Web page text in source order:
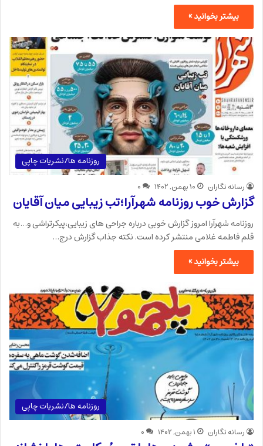
بیشتر بخوانید »
روزنامه ها/نشریات چاپی
رسانه نگاران ۱۰ بهمن, ۱۴۰۲ ۰
گزارش خوب روزنامه شهرآرا؛تب زیبایی میان آقایان
روزنامه شهرآرا امروز گزارش خوبی درباره جراحی های زیبایی،پیکرتراشی و…به
قلم فاطمه غلامی منتشر کرده است. نکته جذاب گزارش درج…
بیشتر بخوانید »
روزنامه ها/نشریات چاپی
رسانه نگاران ۱ بهمن, ۱۴۰۲ ۰